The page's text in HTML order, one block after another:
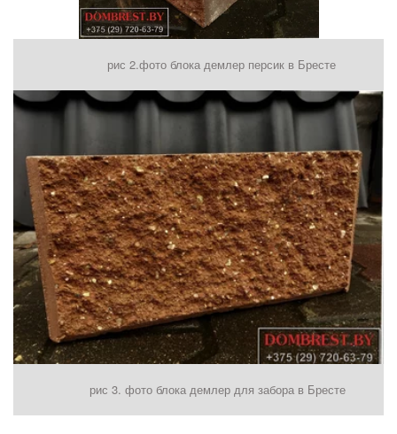
рис 2.фото блока демлер персик в Бресте
рис 3. фото блока демлер для забора в Бресте